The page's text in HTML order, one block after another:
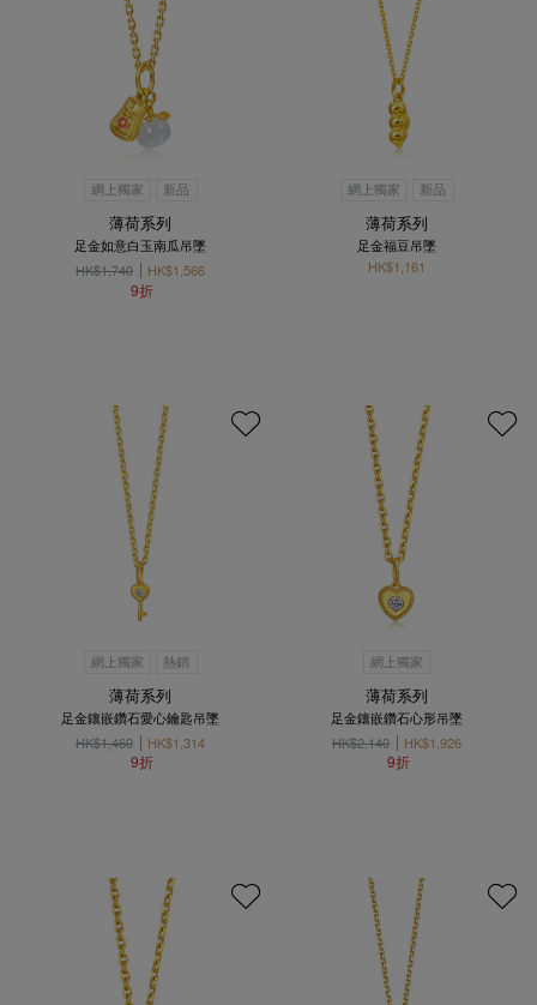
網上獨家 新品
薄荷系列
足金如意白玉南瓜吊墜
HK$1,740
HK$1,566
9折
網上獨家 新品
薄荷系列
足金福豆吊墜
HK$1,161
網上獨家 熱銷
薄荷系列
足金鑲嵌鑽石愛心鑰匙吊墜
HK$1,460
HK$1,314
9折
網上獨家
薄荷系列
足金鑲嵌鑽石心形吊墜
HK$2,140
HK$1,926
9折